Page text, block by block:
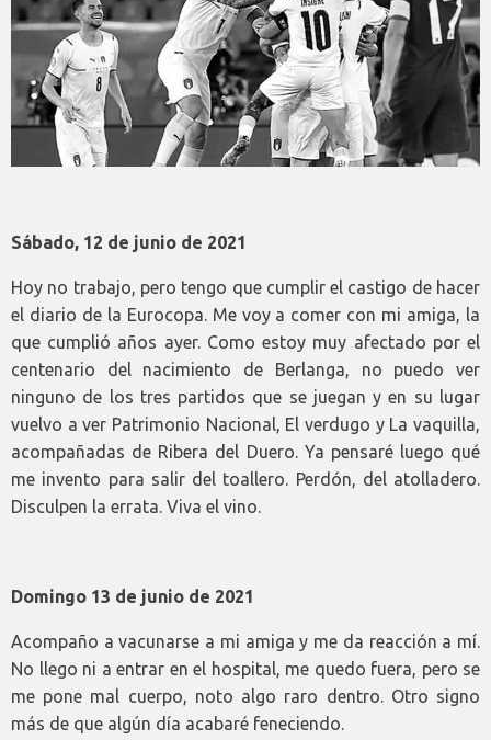
Sábado, 12 de junio de 2021
Hoy no trabajo, pero tengo que cumplir el castigo de hacer
el diario de la Eurocopa. Me voy a comer con mi amiga, la
que cumplió años ayer. Como estoy muy afectado por el
centenario del nacimiento de Berlanga, no puedo ver
ninguno de los tres partidos que se juegan y en su lugar
vuelvo a ver Patrimonio Nacional, El verdugo y La vaquilla,
acompañadas de Ribera del Duero. Ya pensaré luego qué
me invento para salir del toallero. Perdón, del atolladero.
Disculpen la errata. Viva el vino.
Domingo 13 de junio de 2021
Acompaño a vacunarse a mi amiga y me da reacción a mí.
No llego ni a entrar en el hospital, me quedo fuera, pero se
me pone mal cuerpo, noto algo raro dentro. Otro signo
más de que algún día acabaré feneciendo.